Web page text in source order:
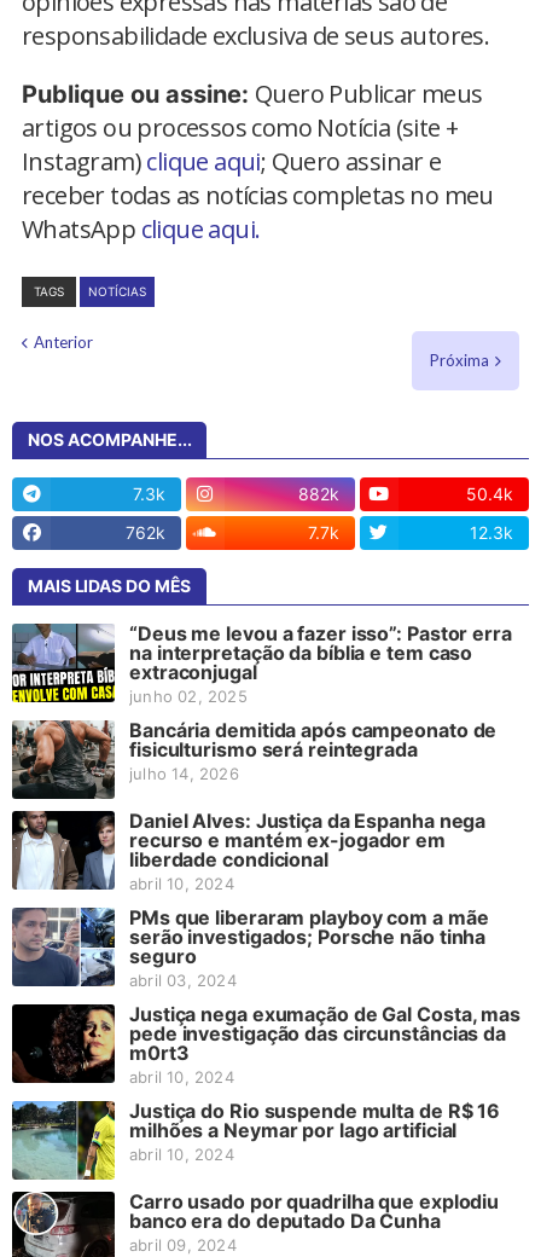
responsabilidade exclusiva de seus autores.
Publique ou assine: Quero Publicar meus
artigos ou processos como Notícia (site +
Instagram)clique aqui; Quero assinar e
receber todas as notícias completas no meu
WhatsApp clique aqui.
TAGS NOTÍCIAS
Anterior
Próxima
NOS ACOMPANHE...
7.3k 882k
50.4k
762k
7.7k 12.3k
MAIS LIDAS DO MÊS
“Deus me levou a fazer isso”: Pastor erra
na interpretação da bíblia e tem caso
extraconjugal
junho 02, 2025
Bancária demitida após campeonato de
fisiculturismo será reintegrada
julho 14, 2026
Daniel Alves: Justiça da Espanha nega
recurso e mantém ex-jogador em
liberdade condicional
abril 10, 2024
PMs que liberaram playboy com a mãe
serão investigados; Porsche não tinha
seguro
abril 03, 2024
Justiça nega exumação de Gal Costa, mas
pede investigação das circunstâncias da
m0rt3
abril 10, 2024
Justiça do Rio suspende multa de R$ 16
milhões a Neymar por lago artificial
abril 10, 2024
Carro usado por quadrilha que explodiu
banco era do deputado Da Cunha
abril 09, 2024